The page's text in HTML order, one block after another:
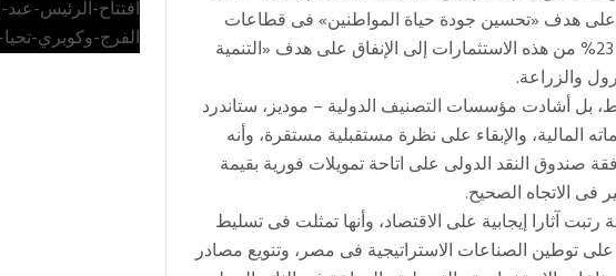
و50% منها للإنفاق على هدف «تحسين جودة حياة المواطنين» فى قطاعات
النقل والإسكان والمرافق العامة إلى جانب توجيه 23% من هذه الاستثمارات إلى الإنفاق على هدف «التنمية
والزراعة.
بل أشادت مؤسسات التصنيف الدولية – موديز، ستاندرد
المالية، والإبقاء على نظرة مستقبلية مستقرة، وأنه
صندوق النقد الدولى على اتاحة تمويلات فورية بقيمة
آثارا إيجابية على الاقتصاد، وأنها تمثلت فى تسليط
على توطين الصناعات الاستراتيجية فى مصر، وتنويع مصادر
افتتاح-الرئيس-
الفرج-وكوبري-